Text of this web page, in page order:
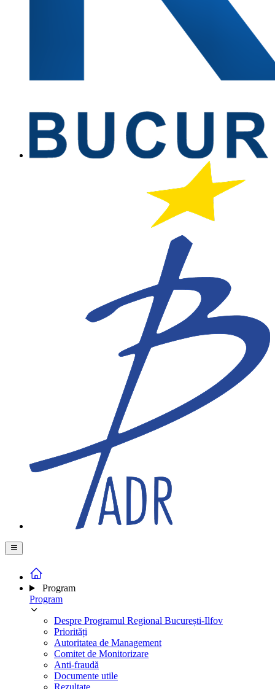
Program
Program
Despre Programul Regional București-Ilfov
Priorități
Autoritatea de Management
Comitet de Monitorizare
Anti-fraudă
Documente utile
Rezultate